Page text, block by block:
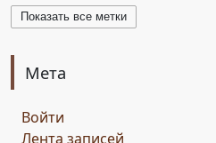
волшебство игрушки
возрождение
сомнение
Показать все метки
Мета
Войти
Лента записей